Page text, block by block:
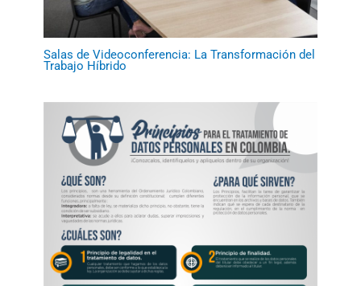
Salas de Videoconferencia: La Transformación del
Trabajo Híbrido